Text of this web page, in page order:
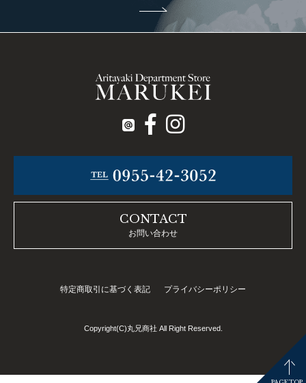
CONTACT
お問い合わせ
特定商取引に基づく表記 プライバシーポリシー
Copyright(C)丸兄商社 All Right Reserved.